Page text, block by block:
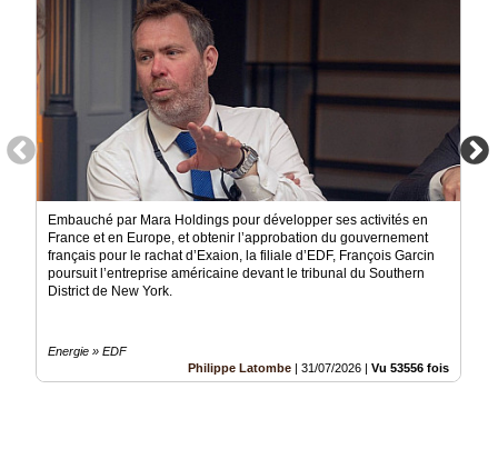
groupe
Blogs
Prémium
Inscription
annuaire
pro
Embauché par Mara Holdings pour développer ses activités en
France et en Europe, et obtenir l’approbation du gouvernement
français pour le rachat d’Exaion, la filiale d’EDF, François Garcin
poursuit l’entreprise américaine devant le tribunal du Southern
District de New York.
Energie » EDF
Philippe Latombe
31/07/2026 Vu 53556 fois